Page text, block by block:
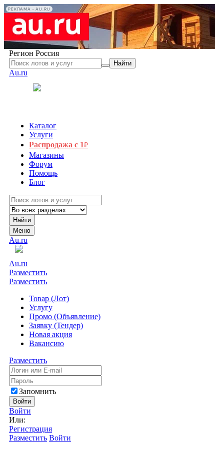
РЕКЛАМА • AU.RU
Регион Россия
Найти
Au.ru
Каталог
Услуги
Распродажа с 1₽
Магазины
Форум
Помощь
Блог
Найти
Меню
Au.ru
Au.ru
Разместить
Разместить
Товар (Лот)
Услугу
Промо (Объявление)
Заявку (Тендер)
Новая акция
Вакансию
Разместить
Запомнить
Войти
Войти
Или:
Регистрация
Разместить Войти